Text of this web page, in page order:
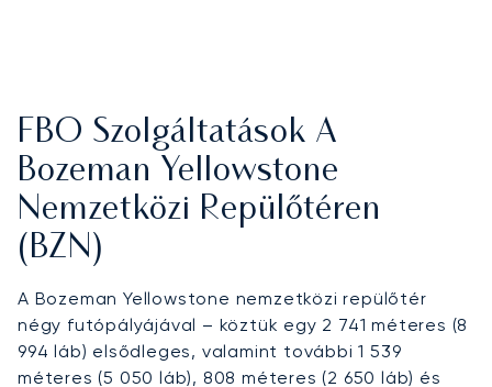
FBO Szolgáltatások A
Bozeman Yellowstone
Nemzetközi Repülőtéren
(BZN)
A Bozeman Yellowstone nemzetközi repülőtér
négy futópályájával – köztük egy 2 741 méteres (8
994 láb) elsődleges, valamint további 1 539
méteres (5 050 láb), 808 méteres (2 650 láb) és